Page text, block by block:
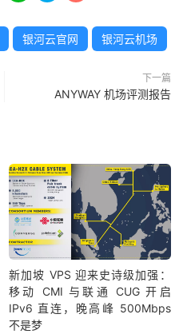
银河云官网 银河云机场
下一篇
ANYWAY 机场评测报告
新加坡 VPS 迎来史诗级加强：
移动 CMI 与联通 CUG 开启
IPv6 直连，晚高峰 500Mbps
不是梦